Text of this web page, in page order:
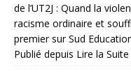
de l’UT2J : Quand la
racisme ordinaire et
premier sur Sud
Publié depuis Lire la